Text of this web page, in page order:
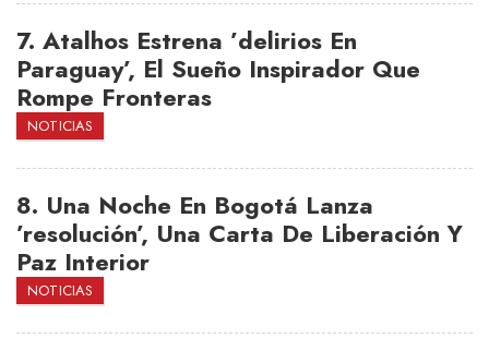
7. Atalhos Estrena ’delirios En
Paraguay’, El Sueño Inspirador Que
Rompe Fronteras
NOTICIAS
8. Una Noche En Bogotá Lanza
’resolución’, Una Carta De Liberación Y
Paz Interior
NOTICIAS